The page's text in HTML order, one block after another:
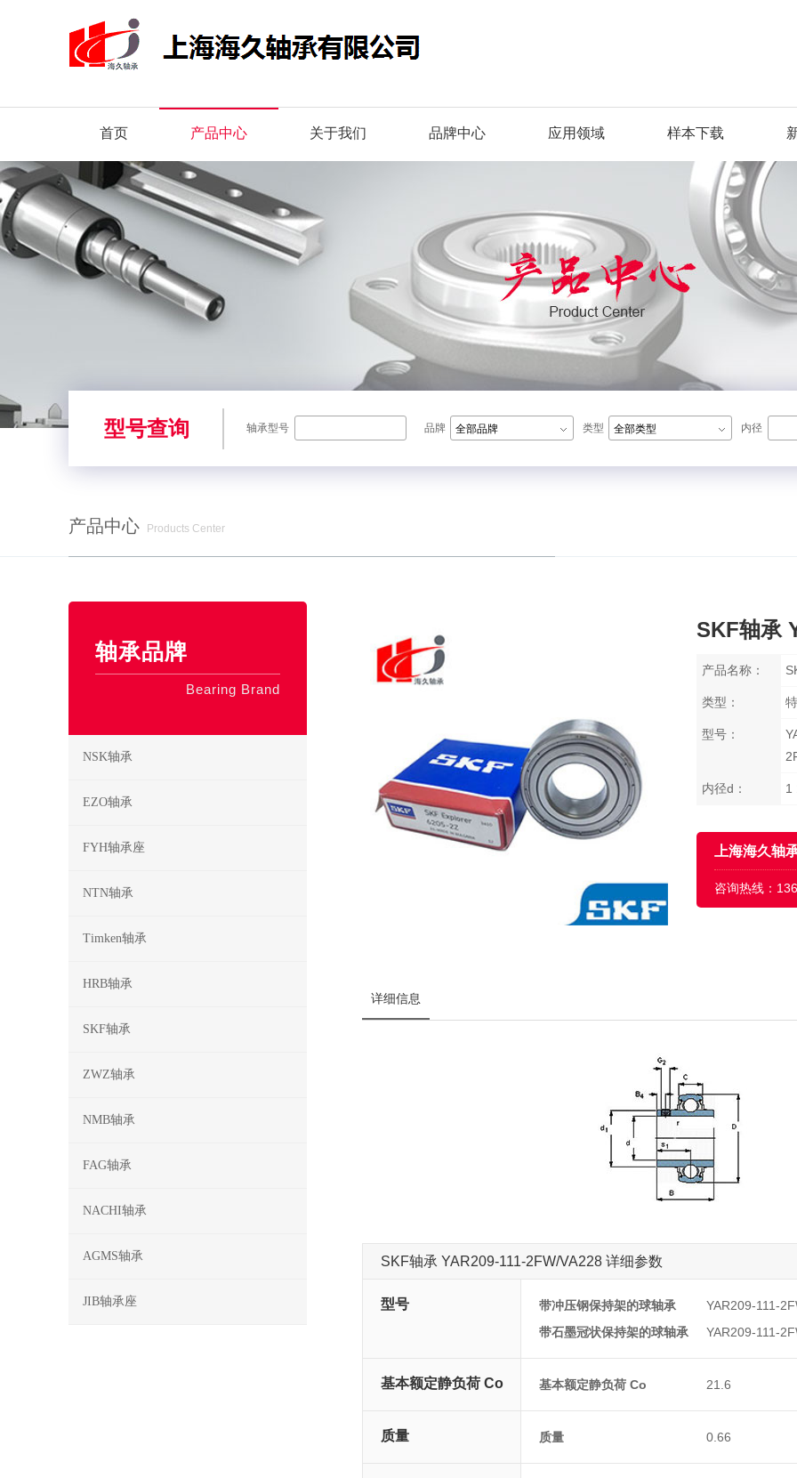
首页 产品中心 关于我们 品牌中心 应用领域 样本下载
型号查询 轴承型号 品牌 全部品牌 类型 全部类型 内径
产品中心
Products Center
SKF轴承
产品名称：
类型：
型号：
内径d： 1
上海海久轴
咨询热线：
详细信息
SKF轴承 YAR209-111-2FW/VA228 详细参数
型号 带冲压钢保持架的球轴承
YAR209-111-
带石墨冠状保持架的球轴承
YAR209-111-
基本额定静负荷 Co 基本额定静负荷 Co 21.6
质量 质量 0.66
轴承品牌
Bearing Brand
NSK轴承
EZO轴承
FYH轴承座
NTN轴承
Timken轴承
HRB轴承
SKF轴承
ZWZ轴承
NMB轴承
FAG轴承
NACHI轴承
AGMS轴承
JIB轴承座